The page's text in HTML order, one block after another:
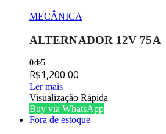
MECÂNICA
ALTERNADOR 12V 75A
0de 5
R$1,200.00
Ler mais
Visualização Rápida
Buy via WhatsApp
Fora de estoque